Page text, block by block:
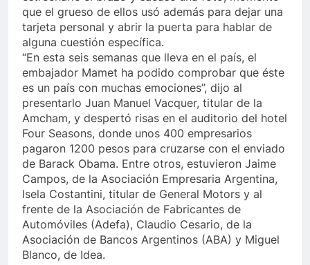
que el grueso de ellos usó además para dejar una
tarjeta personal y abrir la puerta para hablar de
alguna cuestión específica.
“En esta seis semanas que lleva en el país, el
embajador Mamet ha podido comprobar que éste
es un país con muchas emociones”, dijo al
presentarlo Juan Manuel Vacquer, titular de la
Amcham, y despertó risas en el auditorio del hotel
Four Seasons, donde unos 400 empresarios
pagaron 1200 pesos para cruzarse con el enviado
de Barack Obama. Entre otros, estuvieron Jaime
Campos, de la Asociación Empresaria Argentina,
Isela Costantini, titular de General Motors y al
frente de la Asociación de Fabricantes de
Automóviles (Adefa), Claudio Cesario, de la
Asociación de Bancos Argentinos (ABA) y Miguel
Blanco, de Idea.